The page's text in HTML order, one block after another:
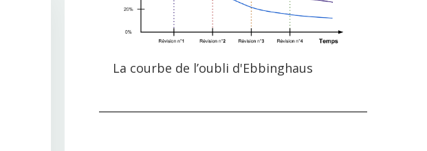
La courbe de l’oubli d'Ebbinghaus